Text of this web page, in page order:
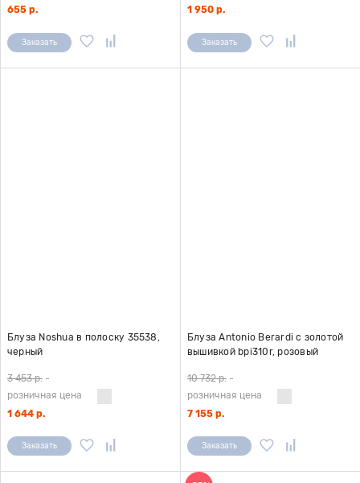
655 р.
Заказать
1 950 р.
Заказать
Блуза Noshua в полоску 35538,
черный
3 453 р. -
розничная цена
1 644 р.
Заказать
Блуза Antonio Berardi с золотой
вышивкой bpi310r, розовый
10 732 р. -
розничная цена
7 155 р.
Заказать